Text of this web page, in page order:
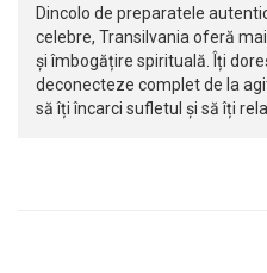
Dincolo de preparatele
celebre, Transilvania oferă
și îmbogățire spirituală. Îți
deconecteze complet de la
să îți încarci sufletul și să îți